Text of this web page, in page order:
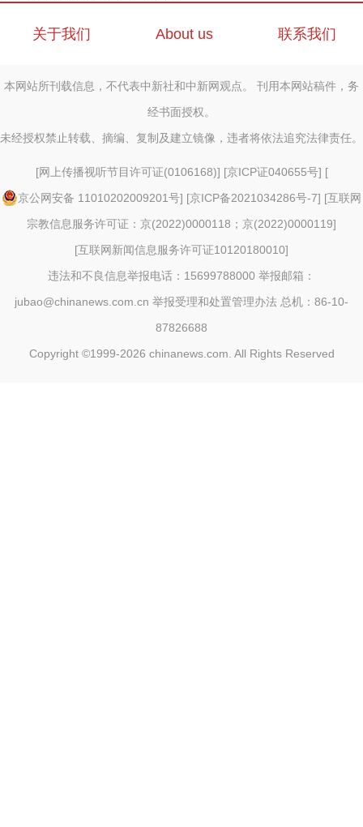
关于我们 About us 联系我们
本网站所刊载信息，不代表中新社和中新网观点。 刊用本网站稿件，务
经书面授权。
未经授权禁止转载、摘编、复制及建立镜像，违者将依法追究法律责任。
[网上传播视听节目许可证(0106168)] [京ICP证040655号] [
京公网安备 11010202009201号] [京ICP备2021034286号-7] [互联网
宗教信息服务许可证：京(2022)0000118；京(2022)0000119]
[互联网新闻信息服务许可证10120180010]
违法和不良信息举报电话：15699788000 举报邮箱：
jubao@chinanews.com.cn 举报受理和处置管理办法 总机：86-10-
87826688
Copyright ©1999-2026 chinanews.com. All Rights Reserved